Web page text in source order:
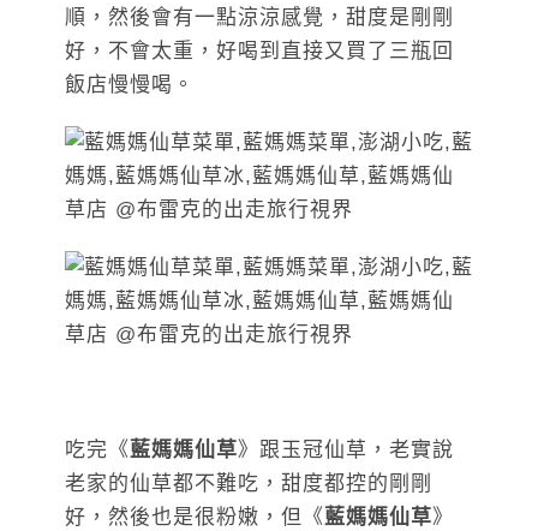
順，然後會有一點涼涼感覺，甜度是剛剛
好，不會太重，好喝到直接又買了三瓶回
飯店慢慢喝。
吃完《藍媽媽仙草》跟玉冠仙草，老實說
老家的仙草都不難吃，甜度都控的剛剛
好，然後也是很粉嫩，但《藍媽媽仙草》